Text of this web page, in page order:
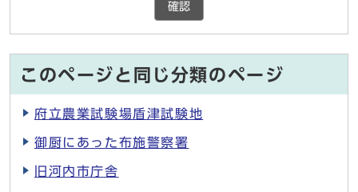
確認
このページと同じ分類のページ
府立農業試験場盾津試験地
御厨にあった布施警察署
旧河内市庁舎